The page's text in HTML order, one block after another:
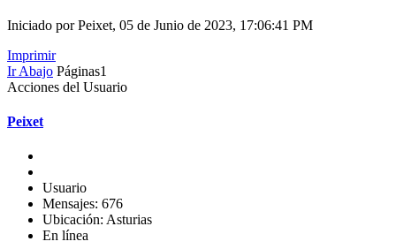
Iniciado por Peixet, 05 de Junio de 2023, 17:06:41 PM
Imprimir
Ir Abajo Páginas1
Acciones del Usuario
Peixet
Usuario
Mensajes: 676
Ubicación: Asturias
En línea